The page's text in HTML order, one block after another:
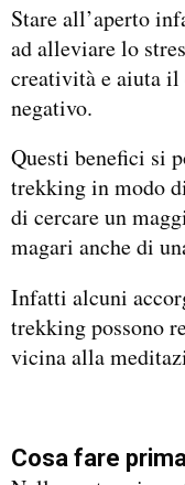
Stare all’aperto
ad alleviare lo
creatività e aiuta il
negativo.
Questi benefici si
trekking in modo
di cercare un
magari anche di
Infatti alcuni
trekking possono
vicina alla
Cosa fare